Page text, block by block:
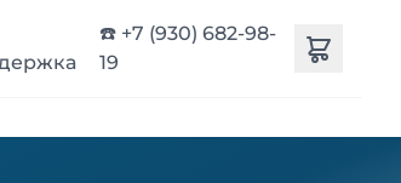
☎️ +7 (930) 682-98-
19